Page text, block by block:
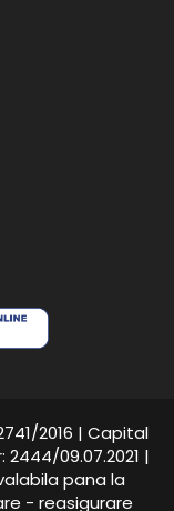
2016 | Capital
2444/09.07.2021 |
pana la
- reasigurare